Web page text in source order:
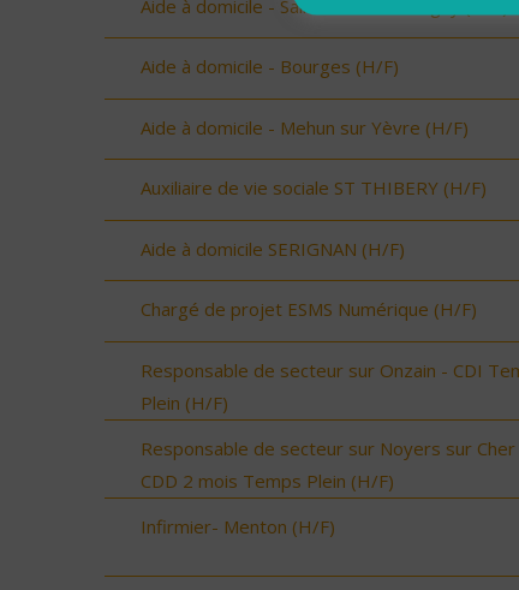
Aide à domicile - Saint Martin d'Auxigny (H/F)
Aide à domicile - Bourges (H/F)
Aide à domicile - Mehun sur Yèvre (H/F)
Auxiliaire de vie sociale ST THIBERY (H/F)
Aide à domicile SERIGNAN (H/F)
Chargé de projet ESMS Numérique (H/F)
Responsable de secteur sur Onzain - CDI
Plein (H/F)
Responsable de secteur sur Noyers sur Cher
CDD 2 mois Temps Plein (H/F)
Infirmier- Menton (H/F)